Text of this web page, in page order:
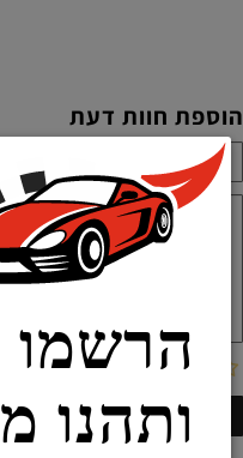
הוספת חוות דעת
ותהנו